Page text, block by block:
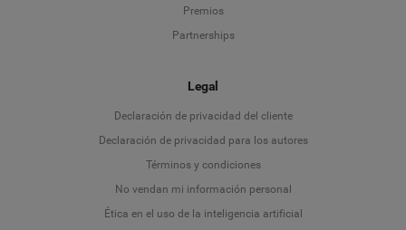
Premios
Partnerships
Legal
Declaración de privacidad del cliente
Declaración de privacidad para los autores
Términos y condiciones
No vendan mi información personal
Ética en el uso de la inteligencia artificial